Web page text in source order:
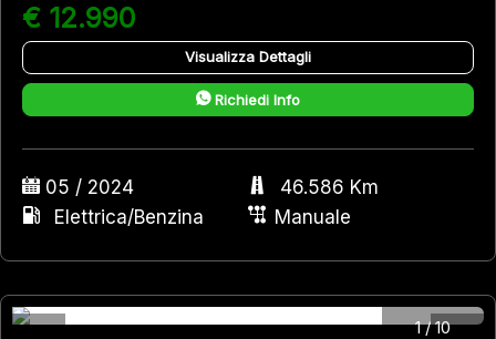
€ 12.990
Visualizza Dettagli
Richiedi Info
05 / 2024
46.586 Km
Elettrica/Benzina
Manuale
1 /10